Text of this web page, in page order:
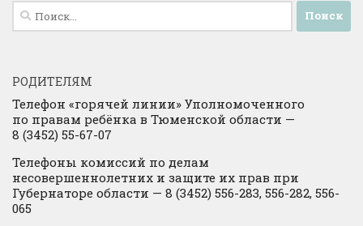
Найти:
РОДИТЕЛЯМ
Телефон «горячей линии» Уполномоченного
по правам ребёнка в Тюменской области —
8 (3452) 55-67-07
Телефоны комиссий по делам
несовершеннолетних и защите их прав при
Губернаторе области — 8 (3452) 556-283, 556-282, 556-
065